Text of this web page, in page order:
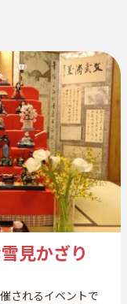
見かざり
されるイベントで